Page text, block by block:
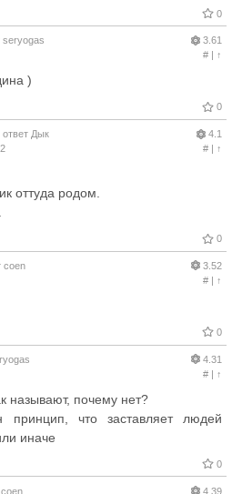
0
seryogas
3.61
#| ↑
)
0
ответ Дык
4.1
#| ↑
оттуда родом.
0
coen
3.52
#| ↑
0
4.31
#| ↑
называют, почему нет?
принцип, что заставляет людей
иначе
0
coen 4.39